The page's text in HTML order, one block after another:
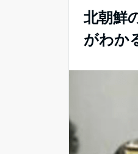
北朝鮮
がわか